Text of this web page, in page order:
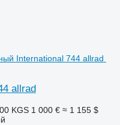
allrad
KGS 1 000 € ≈ 1 155 $